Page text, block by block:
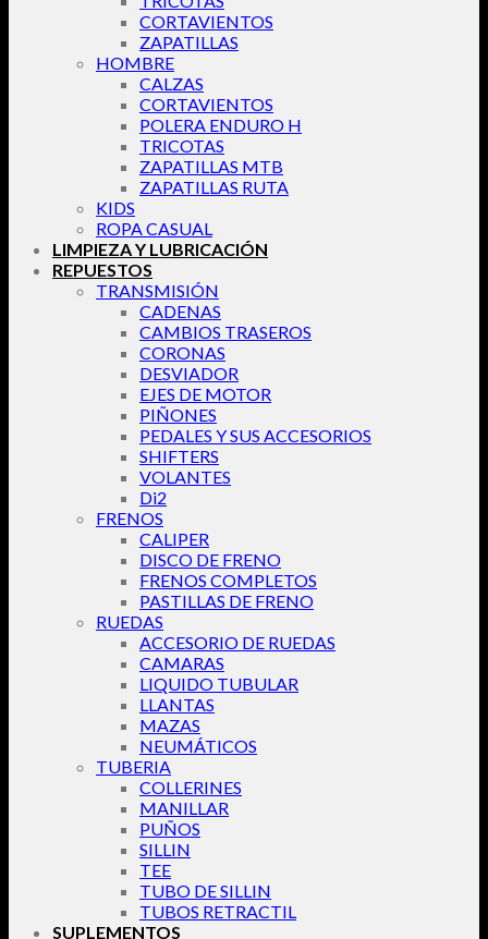
CORTAVIENTOS
ZAPATILLAS
HOMBRE
CALZAS
CORTAVIENTOS
POLERA ENDURO H
TRICOTAS
ZAPATILLAS MTB
ZAPATILLAS RUTA
KIDS
ROPA CASUAL
LIMPIEZA Y LUBRICACIÓN
REPUESTOS
TRANSMISIÓN
CADENAS
CAMBIOS TRASEROS
CORONAS
DESVIADOR
EJES DE MOTOR
PIÑONES
PEDALES Y SUS ACCESORIOS
SHIFTERS
VOLANTES
Di2
FRENOS
CALIPER
DISCO DE FRENO
FRENOS COMPLETOS
PASTILLAS DE FRENO
RUEDAS
ACCESORIO DE RUEDAS
CAMARAS
LIQUIDO TUBULAR
LLANTAS
MAZAS
NEUMÁTICOS
TUBERIA
COLLERINES
MANILLAR
PUÑOS
SILLIN
TEE
TUBO DE SILLIN
TUBOS RETRACTIL
SUPLEMENTOS